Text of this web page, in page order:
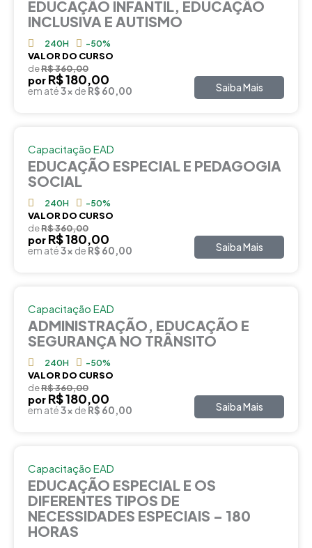
EDUCAÇÃO INFANTIL, EDUCAÇÃO
INCLUSIVA E AUTISMO
240H -50%
VALOR DO CURSO
deR$ 360,00
por R$ 180,00
em até3x de R$ 60,00 Saiba Mais
Capacitação EAD
EDUCAÇÃO ESPECIAL E PEDAGOGIA
SOCIAL
240H -50%
VALOR DO CURSO
deR$ 360,00
por R$ 180,00
em até3x de R$ 60,00 Saiba Mais
Capacitação EAD
ADMINISTRAÇÃO, EDUCAÇÃO E
SEGURANÇA NO TRÂNSITO
240H -50%
VALOR DO CURSO
deR$ 360,00
por R$ 180,00
em até3x de R$ 60,00 Saiba Mais
Capacitação EAD
EDUCAÇÃO ESPECIAL E OS
DIFERENTES TIPOS DE
NECESSIDADES ESPECIAIS – 180
HORAS